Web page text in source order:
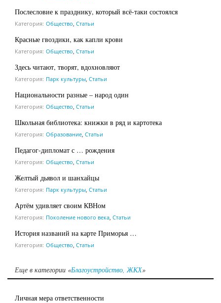
Послесловие к празднику, который всё-таки состоялся
Категория: Общество Статьи
Красные гвоздики, как капли крови
Категория: Общество Статьи
Здесь читают, творят, вдохновляют
Категория: Парк культуры Статьи
Национальности разные – народ один
Категория: Общество Статьи
Школьная библиотека: книжки в ряд и картотека
Категория: Образование Статьи
Педагог-дипломат с … рождения
Категория: Общество Статьи
Желтый дьявол и шанхайцы
Категория: Парк культуры Статьи
Артём удивляет своим КВНом
Категория: Поколение нового века Статьи
История названий на карте Приморья …
Категория: Общество Статьи
Еще в категории «Благоустройство, ЖКХ»
Личная мера ответственности